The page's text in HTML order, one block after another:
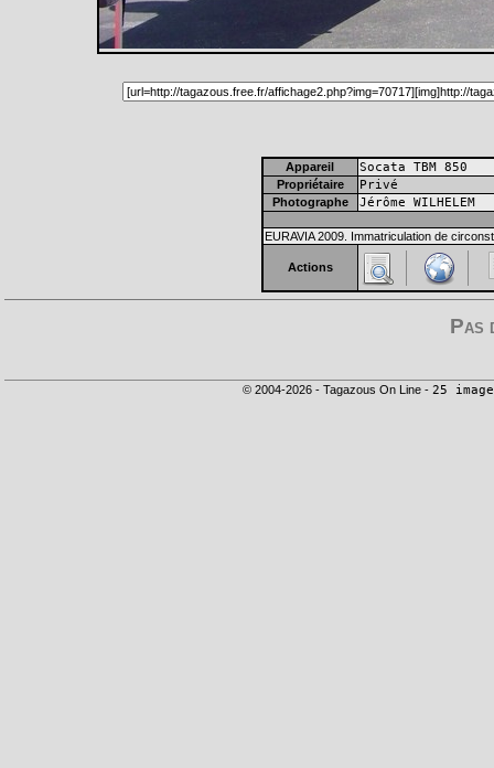
Appareil Socata TBM 850
Propriétaire Privé
Photographe Jérôme WILHELEM
EURAVIA 2009. Immatriculation de
Actions
Pas
© 2004-2026 - Tagazous On Line - 25